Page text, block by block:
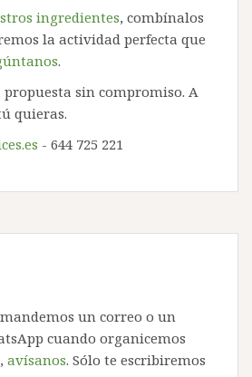
ingredientes, combínalos
la actividad perfecta que
.
propuesta sin compromiso. A
quieras.
- 644 725 221
un correo o un
cuando organicemos
avísanos. Sólo te escribiremos